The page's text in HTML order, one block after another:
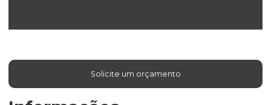
Solicite um orçamento